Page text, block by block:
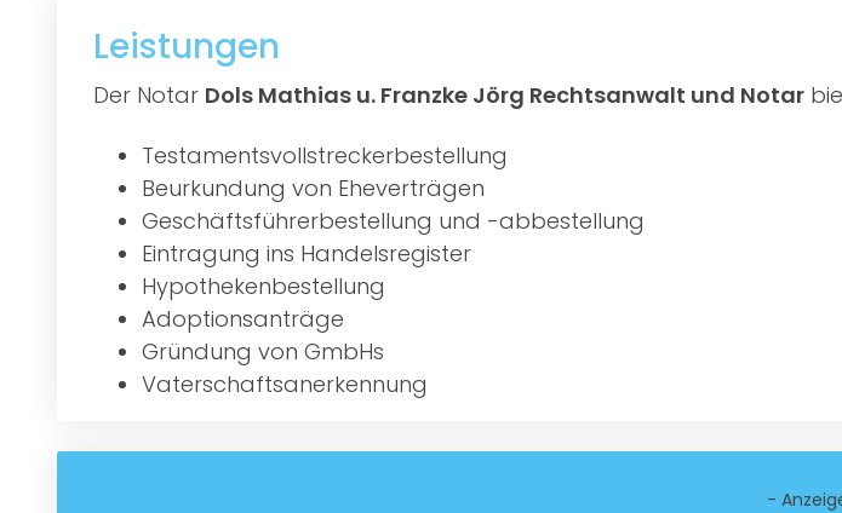
Leistungen
Der Notar Dols Mathias u. Franzke Jörg Rechtsanwalt und Notar
Testamentsvollstreckerbestellung
Beurkundung von Eheverträgen
Geschäftsführerbestellung und -abbestellung
Eintragung ins Handelsregister
Hypothekenbestellung
Adoptionsanträge
Gründung von GmbHs
Vaterschaftsanerkennung
-